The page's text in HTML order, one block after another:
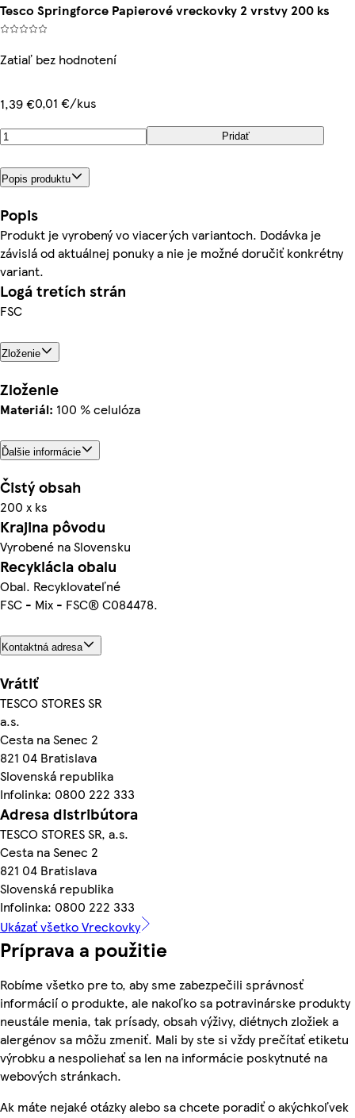
Tesco Springforce Papierové vreckovky 2 vrstvy 200 ks
Zatiaľ bez hodnotení
1,39 €0,01 €/kus
Pridať
Popis produktu
Popis
Produkt je vyrobený vo viacerých variantoch. Dodávka je
závislá od aktuálnej ponuky a nie je možné doručiť konkrétny
variant.
Logá tretích strán
FSC
Zloženie
Zloženie
Materiál: 100 % celulóza
Ďalšie informácie
Čistý obsah
200 x ks
Krajina pôvodu
Vyrobené na Slovensku
Recyklácia obalu
Obal. Recyklovateľné
FSC - Mix - FSC® C084478.
Kontaktná adresa
Vrátiť
TESCO STORES SR
a.s.
Cesta na Senec 2
821 04 Bratislava
Slovenská republika
Infolinka: 0800 222 333
Adresa distribútora
TESCO STORES SR, a.s.
Cesta na Senec 2
821 04 Bratislava
Slovenská republika
Infolinka: 0800 222 333
Ukázať všetko Vreckovky
Príprava a použitie
Robíme všetko pre to, aby sme zabezpečili správnosť
informácií o produkte, ale nakoľko sa potravinárske produkty
neustále menia, tak prísady, obsah výživy, diétnych zložiek a
alergénov sa môžu zmeniť. Mali by ste si vždy prečítať etiketu
výrobku a nespoliehať sa len na informácie poskytnuté na
webových stránkach.
Ak máte nejaké otázky alebo sa chcete poradiť o akýchkoľvek